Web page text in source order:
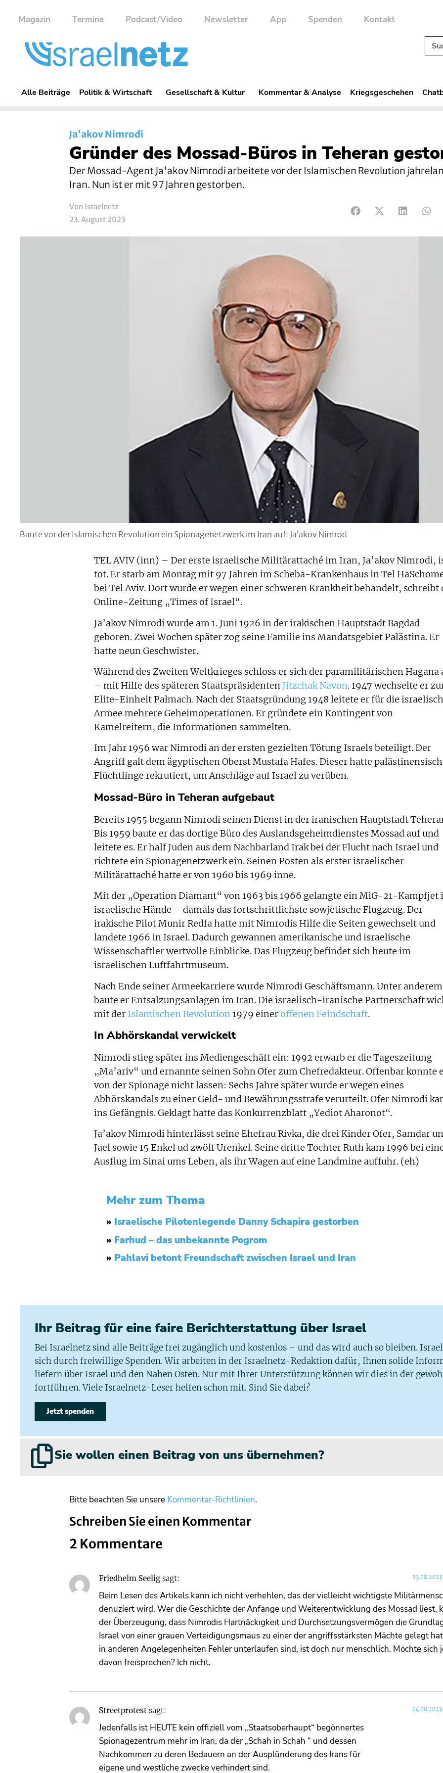
Magazin Termine Podcast/Video Newsletter App Spenden Kontakt
Alle Beiträge Politik & Wirtschaft Gesellschaft & Kultur Kommentar & Analyse Kriegsgeschehen
Ja'akov Nimrodi
Gründer des Mossad-Büros in Teheran
Der Mossad-Agent Ja'akov Nimrodi arbeitete vor der Islamischen Revolution
Iran. Nun ist er mit 97 Jahren gestorben.
Von Israelnetz
23. August 2023
Baute vor der Islamischen Revolution ein Spionagenetzwerk im Iran auf: Ja’akov Nimrod
TEL AVIV (inn) – Der erste israelische Militärattaché im Iran, Ja’akov Nimrodi,
tot. Er starb am Montag mit 97 Jahren im Scheba-Krankenhaus in Tel
bei Tel Aviv. Dort wurde er wegen einer schweren Krankheit behandelt, schreibt
Online-Zeitung „Times of Israel“.
Ja’akov Nimrodi wurde am 1. Juni 1926 in der irakischen Hauptstadt Bagdad
geboren. Zwei Wochen später zog seine Familie ins Mandatsgebiet Palästina. Er
hatte neun Geschwister.
Während des Zweiten Weltkrieges schloss er sich der paramilitärischen Hagana
– mit Hilfe des späteren Staatspräsidenten Jitzchak Navon. 1947 wechselte er
Elite-Einheit Palmach. Nach der Staatsgründung 1948 leitete er für die
Armee mehrere Geheimoperationen. Er gründete ein Kontingent von
Kamelreitern, die Informationen sammelten.
Im Jahr 1956 war Nimrodi an der ersten gezielten Tötung Israels beteiligt. Der
Angriff galt dem ägyptischen Oberst Mustafa Hafes. Dieser hatte
Flüchtlinge rekrutiert, um Anschläge auf Israel zu verüben.
Mossad-Büro in Teheran aufgebaut
Bereits 1955 begann Nimrodi seinen Dienst in der iranischen Hauptstadt
Bis 1959 baute er das dortige Büro des Auslandsgeheimdienstes Mossad auf und
leitete es. Er half Juden aus dem Nachbarland Irak bei der Flucht nach Israel und
richtete ein Spionagenetzwerk ein. Seinen Posten als erster israelischer
Militärattaché hatte er von 1960 bis 1969 inne.
Mit der „Operation Diamant“ von 1963 bis 1966 gelangte ein MiG-21-Kampfjet
israelische Hände – damals das fortschrittlichste sowjetische Flugzeug. Der
irakische Pilot Munir Redfa hatte mit Nimrodis Hilfe die Seiten gewechselt und
landete 1966 in Israel. Dadurch gewannen amerikanische und israelische
Wissenschaftler wertvolle Einblicke. Das Flugzeug befindet sich heute im
israelischen Luftfahrtmuseum.
Nach Ende seiner Armeekarriere wurde Nimrodi Geschäftsmann. Unter anderem
baute er Entsalzungsanlagen im Iran. Die israelisch-iranische Partnerschaft
mit der Islamischen Revolution1979 eineroffenen Feindschaft.
In Abhörskandal verwickelt
Nimrodi stieg später ins Mediengeschäft ein: 1992 erwarb er die Tageszeitung
„Ma’ariv“ und ernannte seinen Sohn Ofer zum Chefredakteur. Offenbar konnte
von der Spionage nicht lassen: Sechs Jahre später wurde er wegen eines
Abhörskandals zu einer Geld- und Bewährungsstrafe verurteilt. Ofer Nimrodi
ins Gefängnis. Geklagt hatte das Konkurrenzblatt „Yediot Aharonot“.
Ja’akov Nimrodi hinterlässt seine Ehefrau Rivka, die drei Kinder Ofer, Samdar
Jael sowie 15 Enkel ud zwölf Urenkel. Seine dritte Tochter Ruth kam 1996 bei
Ausflug im Sinai ums Leben, als ihr Wagen auf eine Landmine auffuhr. (eh)
Mehr zum Thema
» Israelische Pilotenlegende Danny Schapira gestorben
» Farhud – das unbekannte Pogrom
» Pahlavi betont Freundschaft zwischen Israel und Iran
Ihr Beitrag für eine faire Berichterstattung über Israel
Bei Israelnetz sind alle Beiträge frei zugänglich und kostenlos – und das wird auch so bleiben.
sich durch freiwillige Spenden. Wir arbeiten in der Israelnetz-Redaktion dafür, Ihnen solide
liefern über Israel und den Nahen Osten. Nur mit Ihrer Unterstützung können wir dies in der
fortführen. Viele Israelnetz-Leser helfen schon mit. Sind Sie dabei?
Jetzt spenden
Sie wollen einen Beitrag von uns übernehmen?
Bitte beachten Sie unsere Kommentar-Richtlinien.
Schreiben Sie einen Kommentar
2 Kommentare
Friedhelm Seelig sagt:
Beim Lesen des Artikels kann ich nicht verhehlen, das der vielleicht wichtigste
denuziert wird. Wer die Geschichte der Anfänge und Weiterentwicklung des Mossad liest,
der Überzeugung, dass Nimrodis Hartnäckigkeit und Durchsetzungsvermögen die
Israel von einer grauen Verteidigungsmaus zu einer der angriffsstärksten Mächte gelegt
in anderen Angelegenheiten Fehler unterlaufen sind, ist doch nur menschlich. Möchte sich
davon freisprechen? Ich nicht.
Streetprotest sagt:
Jedenfalls ist HEUTE kein offiziell vom „Staatsoberhaupt“ begönnertes
Spionagezentrum mehr im Iran, da der „Schah in Schah “ und dessen
Nachkommen zu deren Bedauern an der Ausplünderung des Irans für
eigene und westliche zwecke verhindert sind.